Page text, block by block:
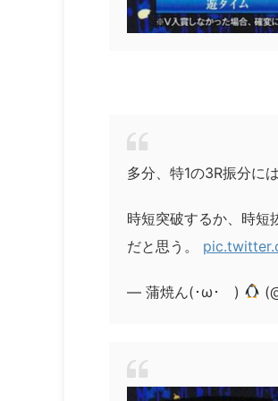
多分、特1の3R振分に
時短突破するか、時短
だと思う。
— 蒲焼ん(･ω･ )